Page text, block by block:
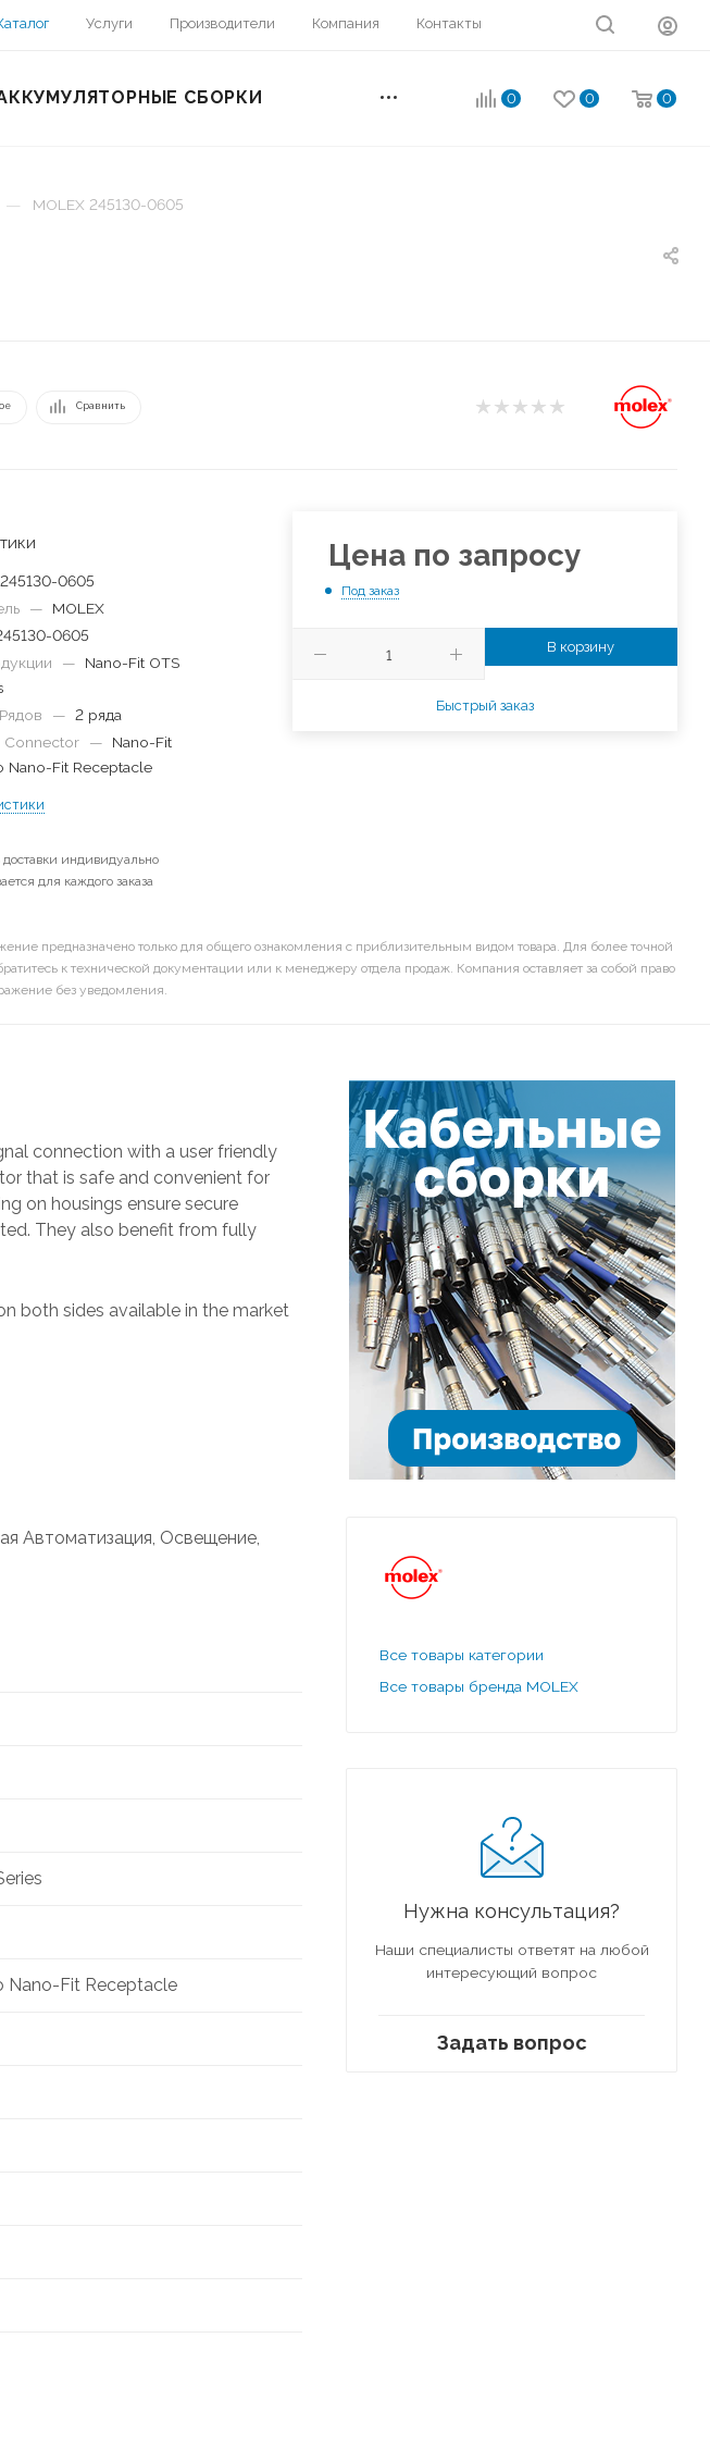
Услуги Производители Компания Контакты
0 0 0
СБОРКИ
— MOLEX 245130-0605
Сравнить
245130-0605
—
MOLEX
0605
—
Nano-Fit OTS
— 2 ряда
Connector
—
Nano-Fit
Nano-Fit Receptacle
доставки индивидуально
для каждого заказа
Цена по запросу
Под заказ
В корзину
Быстрый заказ
предназначено только для общего ознакомления с приблизительным видом товара. Для более точной
к технической документации или к менеджеру отдела продаж. Компания оставляет за собой право
без уведомления.
connection with a user friendly
that is safe and convenient for
on housings ensure secure
They also benefit from fully
both sides available in the market
Автоматизация, Освещение,
Nano-Fit Receptacle
Все товары категории
Все товары бренда MOLEX
Нужна консультация?
Наши специалисты ответят на любой
интересующий вопрос
Задать вопрос